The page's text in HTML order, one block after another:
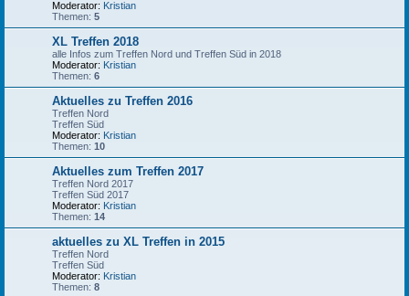
Moderator: Kristian
Themen: 5
XL Treffen 2018
alle Infos zum Treffen Nord und Treffen Süd in 2018
Moderator: Kristian
Themen: 6
Aktuelles zu Treffen 2016
Treffen Nord
Treffen Süd
Moderator: Kristian
Themen: 10
Aktuelles zum Treffen 2017
Treffen Nord 2017
Treffen Süd 2017
Moderator: Kristian
Themen: 14
aktuelles zu XL Treffen in 2015
Treffen Nord
Treffen Süd
Moderator: Kristian
Themen: 8